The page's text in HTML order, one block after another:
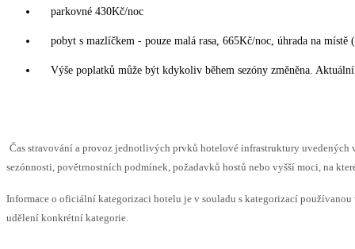
parkovné 430Kč/noc
pobyt s mazlíčkem - pouze malá rasa, 665Kč/noc, úhrada na místě
Výše poplatků může být kdykoliv během sezóny změněna.
Čas stravování a provoz jednotlivých prvků hotelové infrastruktury uvedených
sezónnosti, povětrnostních podmínek, požadavků hostů nebo vyšší moci, na
Informace o oficiální kategorizaci hotelu je v souladu s kategorizací
udělení konkrétní kategorie.